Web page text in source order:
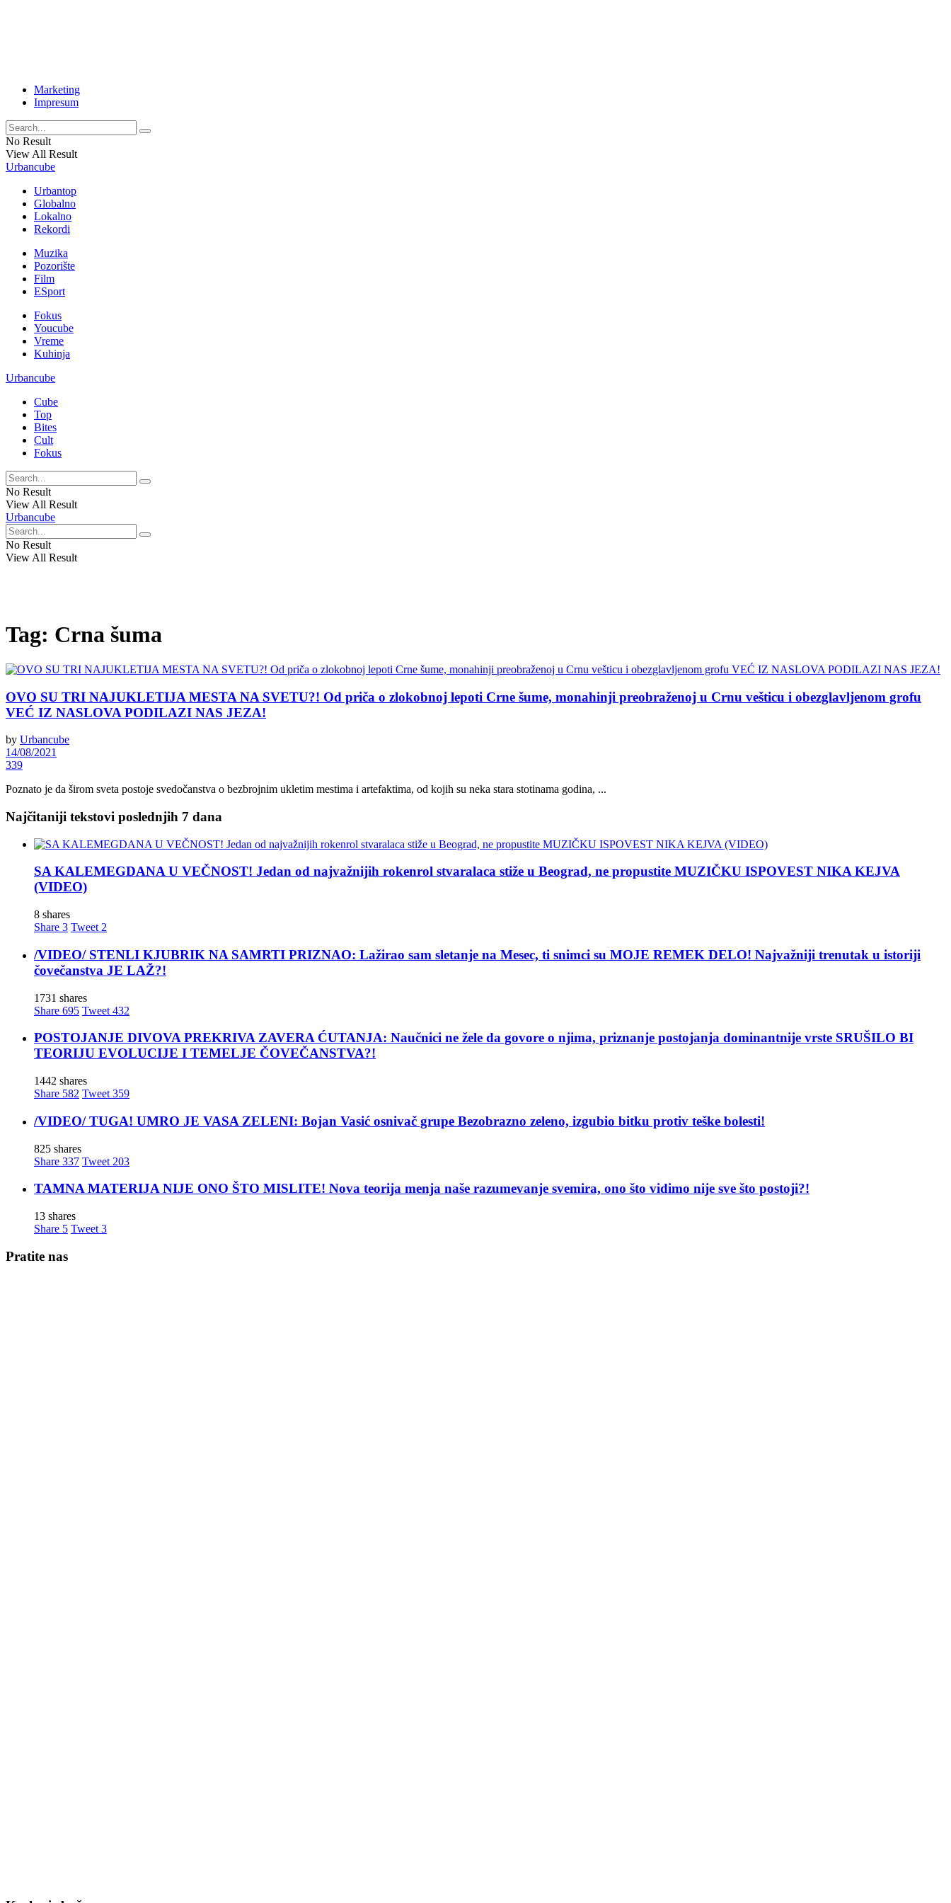
Marketing
Impresum
No Result
View All Result
Urbancube
Urbantop
Globalno
Lokalno
Rekordi
Muzika
Pozorište
Film
ESport
Fokus
Youcube
Vreme
Kuhinja
Urbancube
Cube
Top
Bites
Cult
Fokus
No Result
View All Result
Urbancube
No Result
View All Result
Tag: Crna šuma
OVO SU TRI NAJUKLETIJA MESTA NA SVETU?! Od priča o zlokobnoj lepoti Crne šume, monahinji preobraženoj u Crnu vešticu i obezglavljenom grofu
VEĆ IZ NASLOVA PODILAZI NAS JEZA!
by Urbancube
14/08/2021
339
Poznato je da širom sveta postoje svedočanstva o bezbrojnim ukletim mestima i artefaktima, od kojih su neka stara stotinama godina, ...
Najčitaniji tekstovi poslednjih 7 dana
SA KALEMEGDANA U VEČNOST! Jedan od najvažnijih rokenrol stvaralaca stiže u Beograd, ne propustite MUZIČKU ISPOVEST NIKA KEJVA
(VIDEO)
8 shares
Share 3 Tweet 2
/VIDEO/ STENLI KJUBRIK NA SAMRTI PRIZNAO: Lažirao sam sletanje na Mesec, ti snimci su MOJE REMEK DELO! Najvažniji trenutak u istoriji
čovečanstva JE LAŽ?!
1731 shares
Share 695 Tweet 432
POSTOJANJE DIVOVA PREKRIVA ZAVERA ĆUTANJA: Naučnici ne žele da govore o njima, priznanje postojanja dominantnije vrste SRUŠILO BI
TEORIJU EVOLUCIJE I TEMELJE ČOVEČANSTVA?!
1442 shares
Share 582 Tweet 359
/VIDEO/ TUGA! UMRO JE VASA ZELENI: Bojan Vasić osnivač grupe Bezobrazno zeleno, izgubio bitku protiv teške bolesti!
825 shares
Share 337 Tweet 203
TAMNA MATERIJA NIJE ONO ŠTO MISLITE! Nova teorija menja naše razumevanje svemira, ono što vidimo nije sve što postoji?!
13 shares
Share 5 Tweet 3
Pratite nas